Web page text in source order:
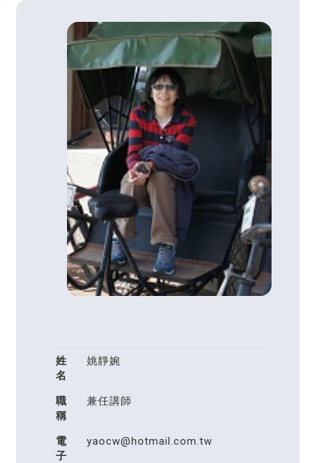
姓
名
姚靜婉
職
稱
兼任講師
電
子
yaocw@hotmail.com.tw